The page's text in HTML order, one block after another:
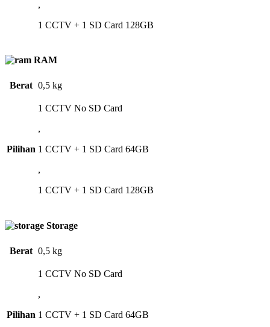
,
1 CCTV + 1 SD Card 128GB
RAM
Berat 0,5 kg
Pilihan
1 CCTV No SD Card
,
1 CCTV + 1 SD Card 64GB
,
1 CCTV + 1 SD Card 128GB
Storage
Berat 0,5 kg
Pilihan
1 CCTV No SD Card
,
1 CCTV + 1 SD Card 64GB